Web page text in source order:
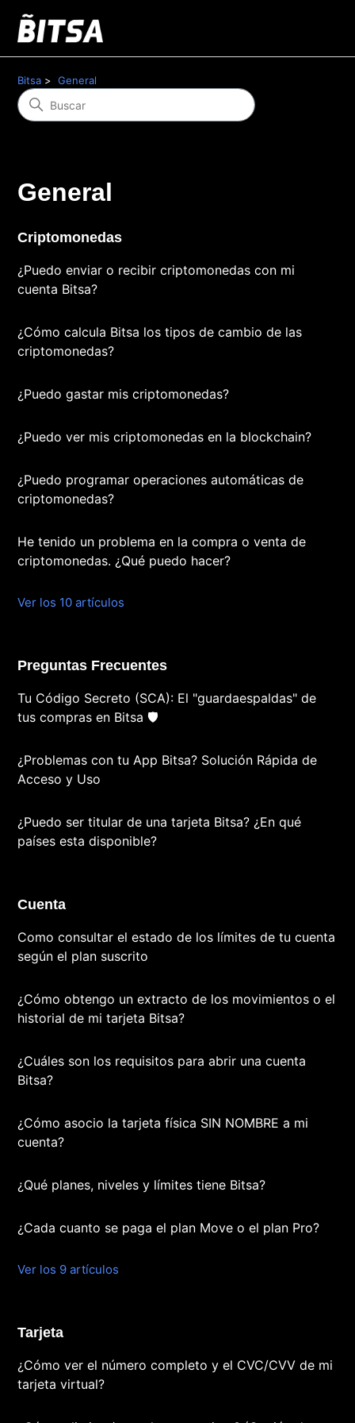
Bitsa General
General
Criptomonedas
¿Puedo enviar o recibir criptomonedas con mi
cuenta Bitsa?
¿Cómo calcula Bitsa los tipos de cambio de las
criptomonedas?
¿Puedo gastar mis criptomonedas?
¿Puedo ver mis criptomonedas en la blockchain?
¿Puedo programar operaciones automáticas de
criptomonedas?
He tenido un problema en la compra o venta de
criptomonedas. ¿Qué puedo hacer?
Ver los 10 artículos
Preguntas Frecuentes
Tu Código Secreto (SCA): El "guardaespaldas" de
tus compras en Bitsa 🛡️
¿Problemas con tu App Bitsa? Solución Rápida de
Acceso y Uso
¿Puedo ser titular de una tarjeta Bitsa? ¿En qué
países esta disponible?
Cuenta
Como consultar el estado de los límites de tu cuenta
según el plan suscrito
¿Cómo obtengo un extracto de los movimientos o el
historial de mi tarjeta Bitsa?
¿Cuáles son los requisitos para abrir una cuenta
Bitsa?
¿Cómo asocio la tarjeta física SIN NOMBRE a mi
cuenta?
¿Qué planes, niveles y límites tiene Bitsa?
¿Cada cuanto se paga el plan Move o el plan Pro?
Ver los 9 artículos
Tarjeta
¿Cómo ver el número completo y el CVC/CVV de mi
tarjeta virtual?